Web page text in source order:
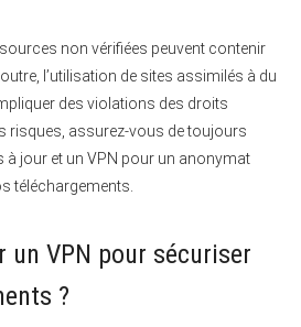
non vérifiées peuvent contenir
l’utilisation de sites assimilés à du
des violations des droits
risques, assurez-vous de toujours
à jour et un VPN pour un anonymat
téléchargements.
un VPN pour sécuriser
?